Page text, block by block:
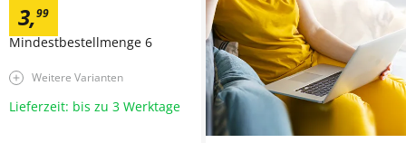
3,99
Mindestbestellmenge 6
Weitere Varianten
Lieferzeit: bis zu 3 Werktage